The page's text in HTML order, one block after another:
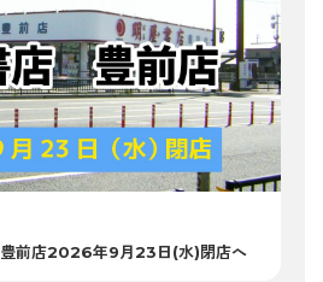
前店2026年9月23日(水)閉店へ